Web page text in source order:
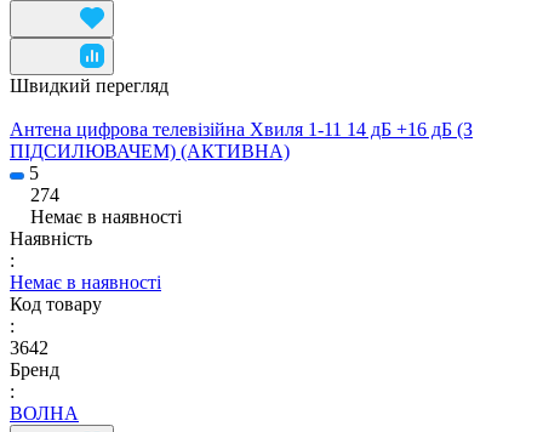
Швидкий перегляд
Антена цифрова телевізійна Хвиля 1-11 14 дБ +16 дБ (З
ПІДСИЛЮВАЧЕМ) (АКТИВНА)
5
274
Немає в наявності
Наявність
:
Немає в наявності
Код товару
:
3642
Бренд
:
ВОЛНА